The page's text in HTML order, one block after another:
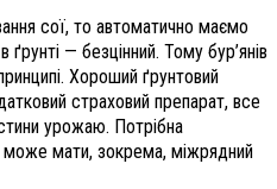
сої, то автоматично маємо
— безцінний. Тому бур’янів
Хороший ґрунтовий
страховий препарат, все
урожаю. Потрібна
може мати, зокрема, міжрядний